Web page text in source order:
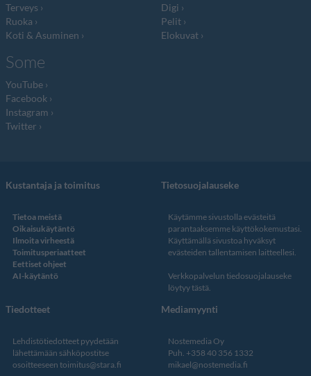
Terveys
Ruoka
Koti & Asuminen
Digi
Pelit
Elokuvat
Some
YouTube
Facebook
Instagram
Twitter
Kustantaja ja toimitus
Tietoa meistä
Oikaisukäytäntö
Ilmoita virheestä
Toimitusperiaatteet
Eettiset ohjeet
AI-käytäntö
Tietosuojalauseke
Käytämme sivustolla evästeitä
parantaaksemme käyttökokemustasi.
Käyttämällä sivustoa hyväksyt
evästeiden tallentamisen laitteellesi.
Verkkopalvelun tiedosuojalauseke
löytyy tästä
Tiedotteet
Lehdistötiedotteet pyydetään
lähettämään sähköpostitse
osoitteeseen toimitus@stara.fi
Mediamyynti
Nostemedia Oy
Puh. +358 40 356 1332
mikael@nostemedia.fi